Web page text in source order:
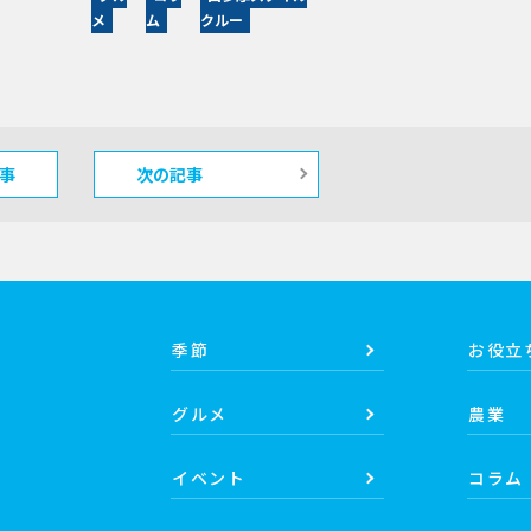
メ
ム
クルー
次の記事
季節
グルメ
イベント
お役立
農業
コラム